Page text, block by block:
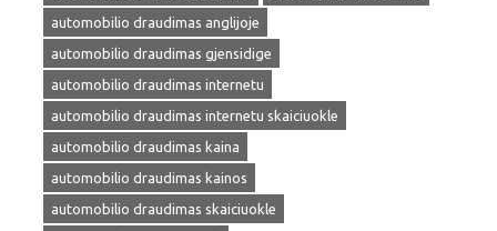
automobilio draudimas anglijoje
automobilio draudimas gjensidige
automobilio draudimas internetu
automobilio draudimas internetu skaiciuokle
automobilio draudimas kaina
automobilio draudimas kainos
automobilio draudimas skaiciuokle